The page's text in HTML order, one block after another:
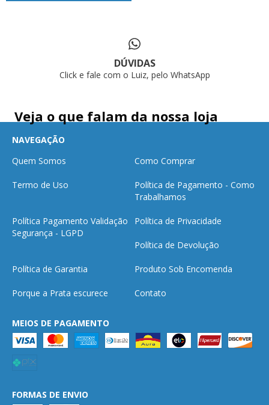
DÚVIDAS
Click e fale com o Luiz, pelo WhatsApp
Veja o que falam da nossa loja
NAVEGAÇÃO
Quem Somos
Como Comprar
Termo de Uso
Política de Pagamento - Como
Trabalhamos
Política Pagamento Validação
Segurança - LGPD
Política de Privacidade
Política de Devolução
Política de Garantia Produto Sob Encomenda
Porque a Prata escurece Contato
MEIOS DE PAGAMENTO
FORMAS DE ENVIO